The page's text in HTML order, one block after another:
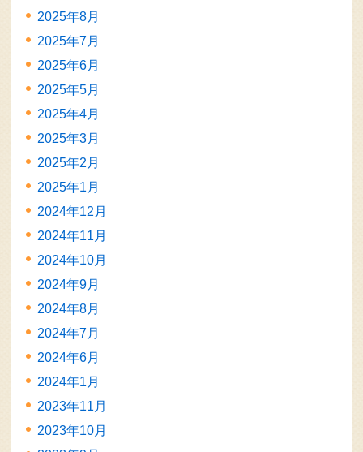
2025年8月
2025年7月
2025年6月
2025年5月
2025年4月
2025年3月
2025年2月
2025年1月
2024年12月
2024年11月
2024年10月
2024年9月
2024年8月
2024年7月
2024年6月
2024年1月
2023年11月
2023年10月